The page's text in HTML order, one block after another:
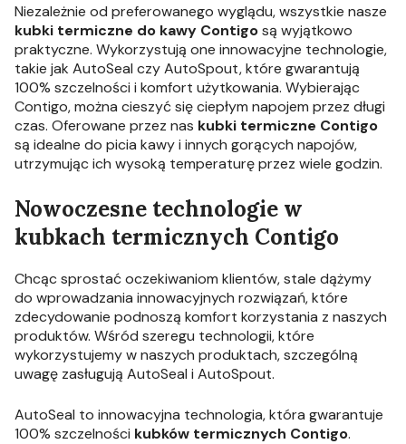
Niezależnie od preferowanego wyglądu, wszystkie nasze
kubki termiczne do kawy Contigosą wyjątkowo
praktyczne. Wykorzystują one innowacyjne technologie,
takie jak AutoSeal czy AutoSpout, które gwarantują
100% szczelności i komfort użytkowania. Wybierając
Contigo, można cieszyć się ciepłym napojem przez długi
czas. Oferowane przez nas kubki termiczne Contigo
są idealne do picia kawy i innych gorących napojów,
utrzymując ich wysoką temperaturę przez wiele godzin.
Nowoczesne technologie w
kubkach termicznych Contigo
Chcąc sprostać oczekiwaniom klientów, stale dążymy
do wprowadzania innowacyjnych rozwiązań, które
zdecydowanie podnoszą komfort korzystania z naszych
produktów. Wśród szeregu technologii, które
wykorzystujemy w naszych produktach, szczególną
uwagę zasługują AutoSeal i AutoSpout.
AutoSeal to innowacyjna technologia, która gwarantuje
100% szczelności kubków termicznych Contigo.